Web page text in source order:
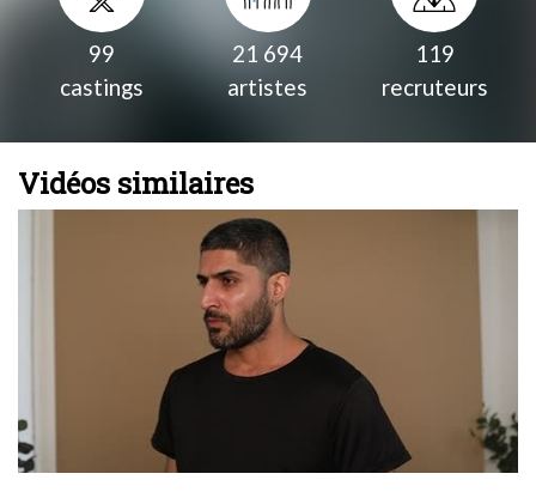
99
castings
21 694
artistes
119
recruteurs
Vidéos similaires